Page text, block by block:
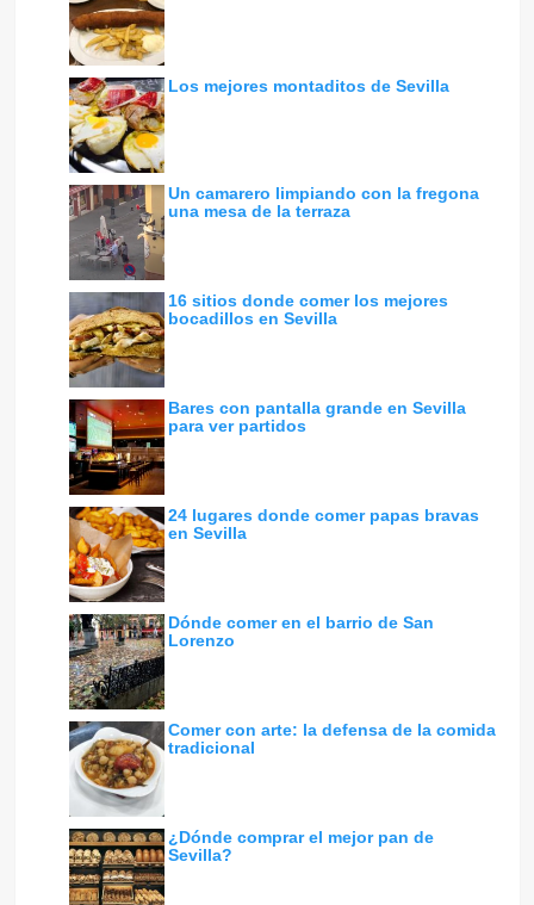
Los mejores montaditos de Sevilla
Un camarero limpiando con la fregona
una mesa de la terraza
16 sitios donde comer los mejores
bocadillos en Sevilla
Bares con pantalla grande en Sevilla
para ver partidos
24 lugares donde comer papas bravas
en Sevilla
Dónde comer en el barrio de San
Lorenzo
Comer con arte: la defensa de la comida
tradicional
¿Dónde comprar el mejor pan de
Sevilla?